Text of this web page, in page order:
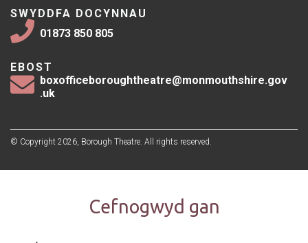
SWYDDFA DOCYNNAU
01873 850 805
EBOST
boxofficeboroughtheatre@monmouthshire.gov
.uk
© Copyright 2026, Borough Theatre. All rights reserved.
Cefnogwyd gan